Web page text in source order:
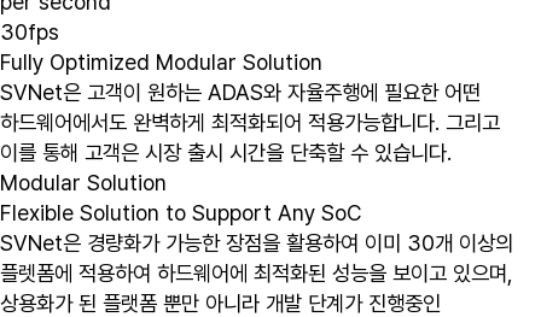
30fps
Fully Optimized Modular Solution
SVNet은 고객이 원하는 ADAS와 자율주행에 필요한 어떤
하드웨어에서도 완벽하게 최적화되어 적용가능합니다. 그리고
이를 통해 고객은 시장 출시 시간을 단축할 수 있습니다.
Modular Solution
Flexible Solution to Support Any SoC
SVNet은 경량화가 가능한 장점을 활용하여 이미 30개 이상의
플렛폼에 적용하여 하드웨어에 최적화된 성능을 보이고 있으며,
상용화가 된 플랫폼 뿐만 아니라 개발 단계가 진행중인